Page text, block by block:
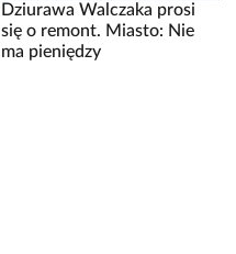
Dziurawa Walczaka prosi
się o remont. Miasto: Nie
ma pieniędzy